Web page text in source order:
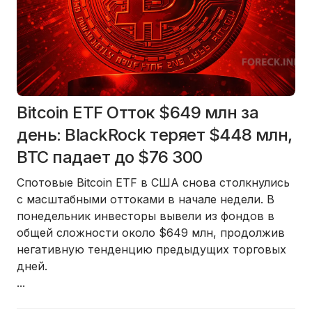
Bitcoin ETF Отток $649 млн за
день: BlackRock теряет $448 млн,
BTC падает до $76 300
Спотовые Bitcoin ETF в США снова столкнулись
с масштабными оттоками в начале недели. В
понедельник инвесторы вывели из фондов в
общей сложности около $649 млн, продолжив
негативную тенденцию предыдущих торговых
дней.
...